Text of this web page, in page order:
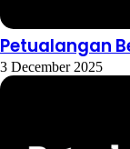
Petualangan
3 December 2025